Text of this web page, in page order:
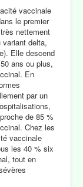
vaccinale
le premier
nettement
delta,
Elle descend
ans ou plus,
En
par un
de 85 %
Chez les
vaccinale
les 40 % six
tout en